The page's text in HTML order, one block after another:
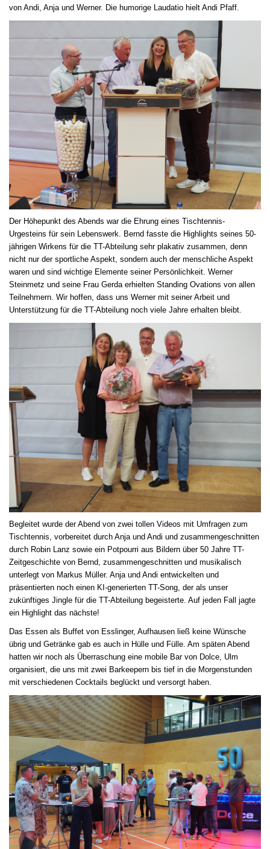
von Andi, Anja und Werner. Die humorige Laudatio hielt Andi Pfaff.
Der Höhepunkt des Abends war die Ehrung eines Tischtennis-
Urgesteins für sein Lebenswerk. Bernd fasste die Highlights seines 50-
jährigen Wirkens für die TT-Abteilung sehr plakativ zusammen, denn
nicht nur der sportliche Aspekt, sondern auch der menschliche Aspekt
waren und sind wichtige Elemente seiner Persönlichkeit. Werner
Steinmetz und seine Frau Gerda erhielten Standing Ovations von allen
Teilnehmern. Wir hoffen, dass uns Werner mit seiner Arbeit und
Unterstützung für die TT-Abteilung noch viele Jahre erhalten bleibt.
Begleitet wurde der Abend von zwei tollen Videos mit Umfragen zum
Tischtennis, vorbereitet durch Anja und Andi und zusammengeschnitten
durch Robin Lanz sowie ein Potpourri aus Bildern über 50 Jahre TT-
Zeitgeschichte von Bernd, zusammengeschnitten und musikalisch
unterlegt von Markus Müller. Anja und Andi entwickelten und
präsentierten noch einen KI-generierten TT-Song, der als unser
zukünftiges Jingle für die TT-Abteilung begeisterte. Auf jeden Fall jagte
ein Highlight das nächste!
Das Essen als Buffet von Esslinger, Aufhausen ließ keine Wünsche
übrig und Getränke gab es auch in Hülle und Fülle. Am späten Abend
hatten wir noch als Überraschung eine mobile Bar von Dolce, Ulm
organisiert, die uns mit zwei Barkeepern bis tief in die Morgenstunden
mit verschiedenen Cocktails beglückt und versorgt haben.